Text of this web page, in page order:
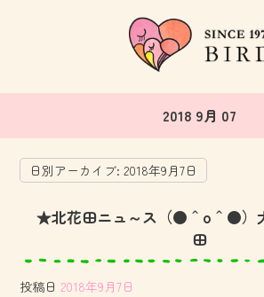
2018 9月 07
日別アーカイブ:2018年9月7日
★北花田ニュ～ス（●＾o＾●）
田
投稿日 2018年9月7日